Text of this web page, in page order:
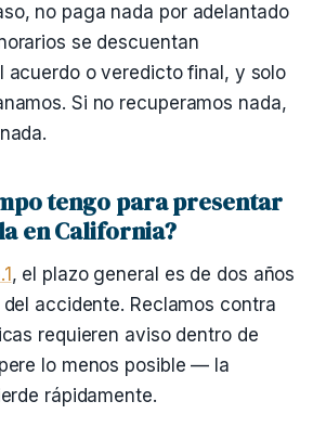
no paga nada por adelantado
se descuentan
acuerdo o veredicto final, y solo
Si no recuperamos nada,
tengo para presentar
en California?
, el plazo general es de dos años
accidente. Reclamos contra
requieren aviso dentro de
lo menos posible — la
rápidamente.